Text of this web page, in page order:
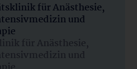
für Anästhesie,
und
für Anästhesie,
und